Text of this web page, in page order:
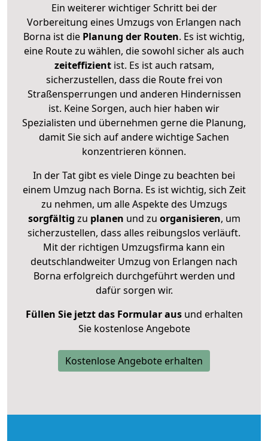
Ein weiterer wichtiger Schritt bei der
Vorbereitung eines Umzugs von Erlangen nach
Borna ist die Planung der Routen. Es ist wichtig,
eine Route zu wählen, die sowohl sicher als auch
zeiteffizientist. Es ist auch ratsam,
sicherzustellen, dass die Route frei von
Straßensperrungen und anderen Hindernissen
ist. Keine Sorgen, auch hier haben wir
Spezialisten und übernehmen gerne die Planung,
damit Sie sich auf andere wichtige Sachen
konzentrieren können.
In der Tat gibt es viele Dinge zu beachten bei
einem Umzug nach Borna. Es ist wichtig, sich Zeit
zu nehmen, um alle Aspekte des Umzugs
sorgfältig zu planen und zu organisieren, um
sicherzustellen, dass alles reibungslos verläuft.
Mit der richtigen Umzugsfirma kann ein
deutschlandweiter Umzug von Erlangen nach
Borna erfolgreich durchgeführt werden und
dafür sorgen wir.
Füllen Sie jetzt das Formular ausund erhalten
Sie kostenlose Angebote
Kostenlose Angebote erhalten